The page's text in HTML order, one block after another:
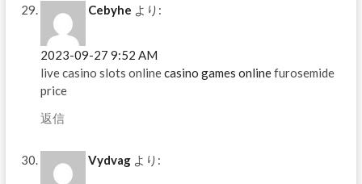
Cebyhe より:
2023-09-27 9:52 AM
live casino slots onlinecasino games onlinefurosemide
price
返信
Vydvag より: